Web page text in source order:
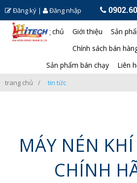
Đăng ký | Đăng nhập
Trang chủ Giới thiệu Sản
Chính sách bán
Sản phẩm bán chạy
Liên
trang chủ tin tức
MÁY NÉN
CHÍNH